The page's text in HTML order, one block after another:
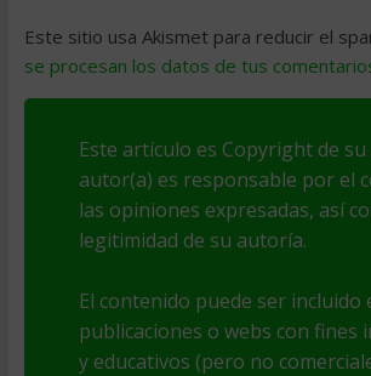
Este sitio usa Akismet para reducir el
se procesan los datos de tus
Este artículo es Copyright de su
autor(a) es responsable por el
las opiniones expresadas, así
legitimidad de su autoría.
El contenido puede ser incluido
publicaciones o webs con fines
y educativos (pero no